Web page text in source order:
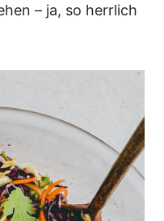
– ja, so herrlich